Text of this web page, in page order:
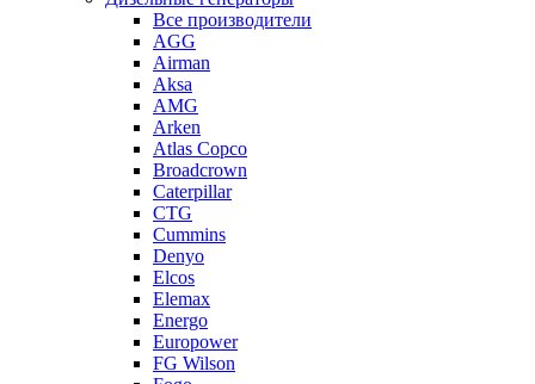
Все производители
AGG
Airman
Aksa
AMG
Arken
Atlas Copco
Broadcrown
Caterpillar
CTG
Cummins
Denyo
Elcos
Elemax
Energo
Europower
FG Wilson